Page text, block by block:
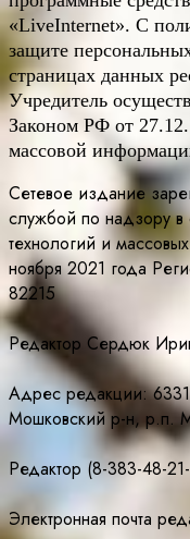
«LiveInternet». С
защите
страницах данных
Учредитель
Законом РФ от
массовой
Сетевое издание
службой по надзору
технологий и
ноября 2021 года
82215
Редактор Сердюк
Адрес редакции:
Мошковский р-н, р.п.
Редактор (8-383-48-
Электронная почта